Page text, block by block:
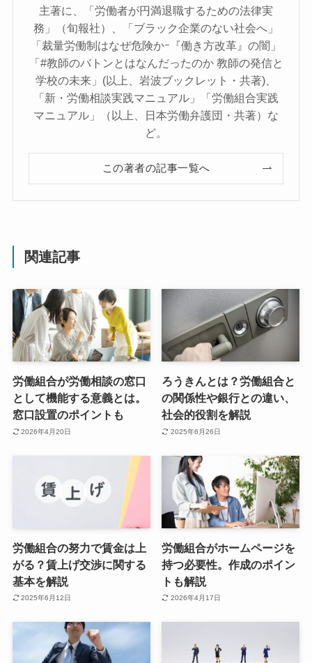
主著に、「労働者が円満退職するための法律実
務」（旬報社）、「ブラック企業のない社会へ」
「裁量労働制はなぜ危険かｰ『働き方改革』の闇」
「#教師のバトンとはなんだったのか 教師の発信と
学校の未来」(以上、岩波ブックレット・共著)、
「新・労働相談実践マニュアル」「労働組合実践
マニュアル」（以上、日本労働弁護団・共著）な
ど。
この著者の記事一覧へ
関連記事
労働組合が労働相談の窓口
として機能する意義とは。
窓口設置のポイントも
2026年4月20日
ろうきんとは？労働組合と
の関係性や銀行との違い、
社会的役割を解説
2025年6月26日
労働組合の努力で賃金は上
がる？賃上げ交渉に関する
基本を解説
2025年6月12日
労働組合がホームページを
持つ必要性。作成のポイン
トも解説
2026年4月17日